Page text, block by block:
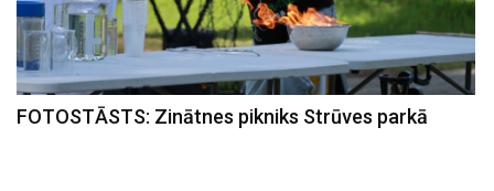
FOTOSTĀSTS: Zinātnes pikniks Strūves parkā